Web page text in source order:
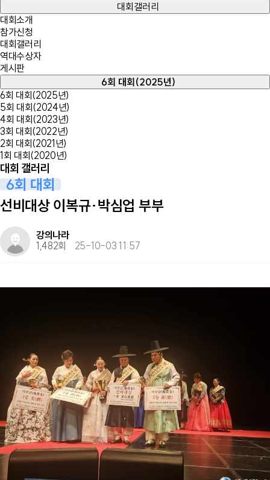
대회갤러리
대회소개
참가신청
대회갤러리
역대수상자
게시판
6회 대회(2025년)
6회 대회(2025년)
5회 대회(2024년)
4회 대회(2023년)
3회 대회(2022년)
2회 대회(2021년)
1회 대회(2020년)
대회 갤러리
6회 대회
선비대상 이복규·박심업 부부
강의나라
1,482회
25-10-03 11:57